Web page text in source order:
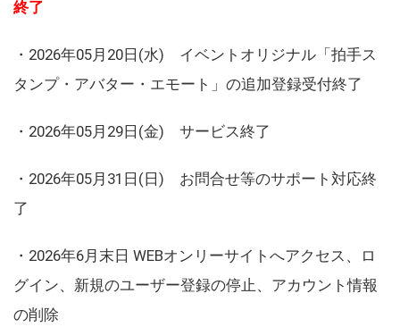
終了
・2026年05月20日(水) イベントオリジナル「拍手ス
タンプ・アバター・エモート」の追加登録受付終了
・2026年05月29日(金) サービス終了
・2026年05月31日(日) お問合せ等のサポート対応終
了
・2026年6月末日 WEBオンリーサイトへアクセス、ロ
グイン、新規のユーザー登録の停止、アカウント情報
の削除